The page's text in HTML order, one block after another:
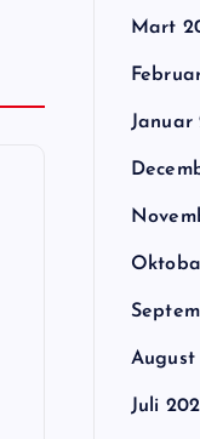
Mart
Januar
August
Juli